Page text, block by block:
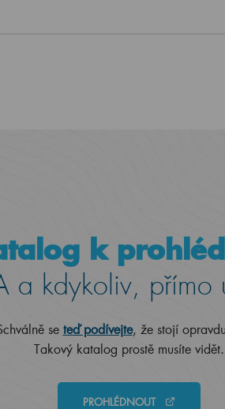
k
a kdykoliv, přímo
se teď podívejte, že stojí
Takový katalog prostě musíte vidět.
PROHLÉDNOUT